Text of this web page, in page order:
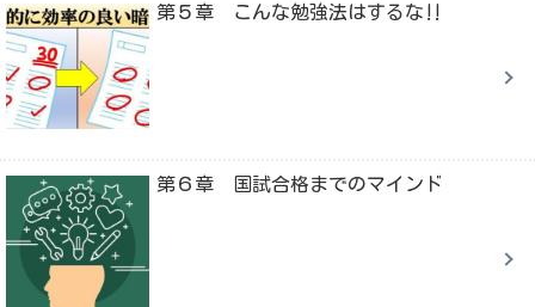
第５章 こんな勉強法はするな‼
第６章 国試合格までのマインド